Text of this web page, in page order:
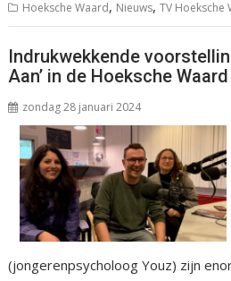
Hoeksche Waard, Nieuws,TV Hoeksche
Indrukwekkende
Aan’ in de Hoeksche Waard
zondag 28 januari 2024
(jongerenpsycholoog Youz) zijn